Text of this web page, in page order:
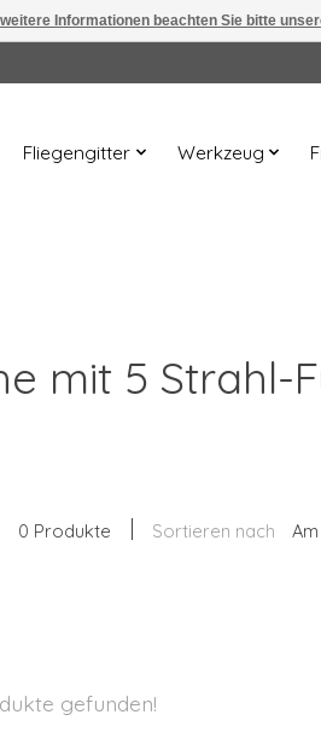
Fliegengitter Werkzeug
mit 5 Strahl-
0 Produkte Sortieren nach
gefunden!
weitere Informationen beachten Sie bitte